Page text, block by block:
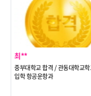
최**
중부대학교 합격 / 관동대학교
입학 항공운항과